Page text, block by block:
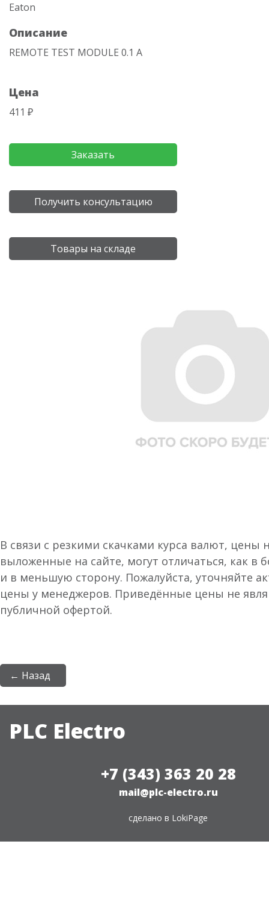
Eaton
Описание
REMOTE TEST MODULE 0.1 A
Цена
411 ₽
Заказать
Получить консультацию
Товары на складе
В связи с резкими скачками курса валют, цены
выложенные на сайте, могут отличаться, как в
и в меньшую сторону. Пожалуйста, уточняйте
цены у менеджеров. Приведённые цены не
публичной офертой.
← Назад
PLC Electro
+7 (343) 363 20 28
mail@plc-electro.ru
сделано в LokiPage